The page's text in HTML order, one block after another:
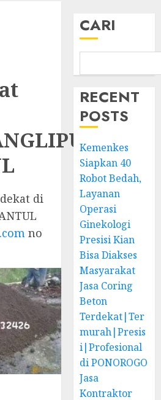
di
no
CARI
RECENT
POSTS
Kemenkes
Siapkan 40
Robot Bedah,
Layanan
Operasi
Ginekologi
Presisi Kian
Bisa Diakses
Masyarakat
Jasa Coring
Beton
Terdekat|Ter
murah|Presis
i|Profesional
di PONOROGO
Jasa
Kontraktor